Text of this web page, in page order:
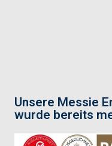
Unsere Messie
wurde bereits